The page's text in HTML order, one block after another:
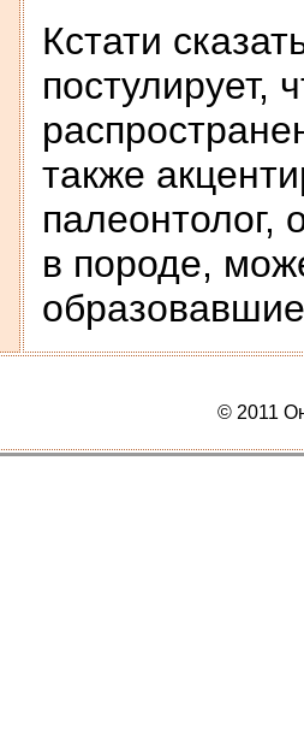
Кстати
постулирует,
также
палеонтолог,
в породе,
© 2011